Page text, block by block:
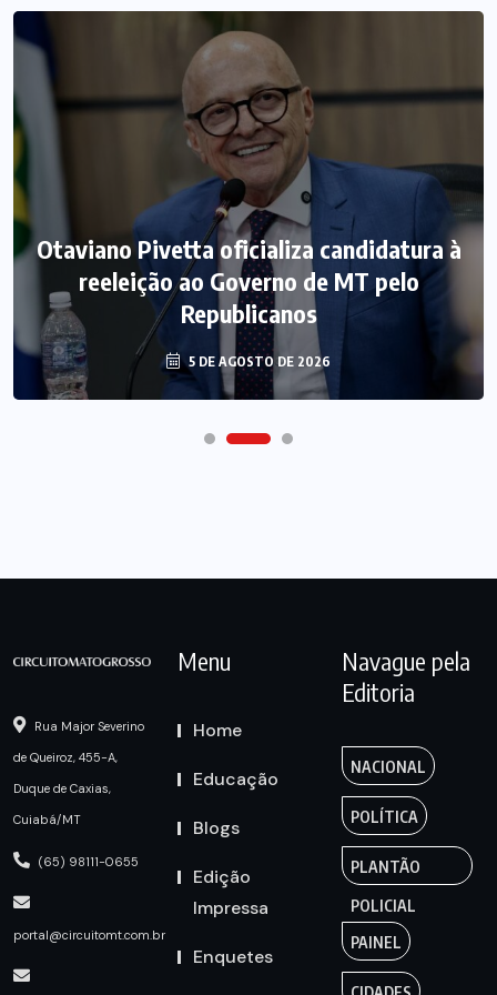
Otaviano Pivetta oficializa candidatura à
reeleição ao Governo de MT pelo
Republicanos
5 DE AGOSTO DE 2026
Rua Major Severino
de Queiroz, 455-A,
Duque de Caxias,
Cuiabá/MT
(65) 98111-0655
portal@circuitomt.com.br
Menu
Home
Educação
Blogs
Edição
Impressa
Enquetes
Navague pela
Editoria
NACIONAL
POLÍTICA
PLANTÃO
POLICIAL
PAINEL